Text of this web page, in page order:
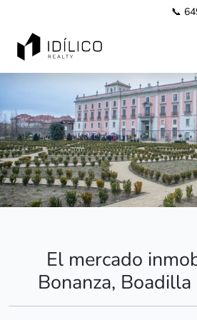
📞
El mercado
Bonanza,